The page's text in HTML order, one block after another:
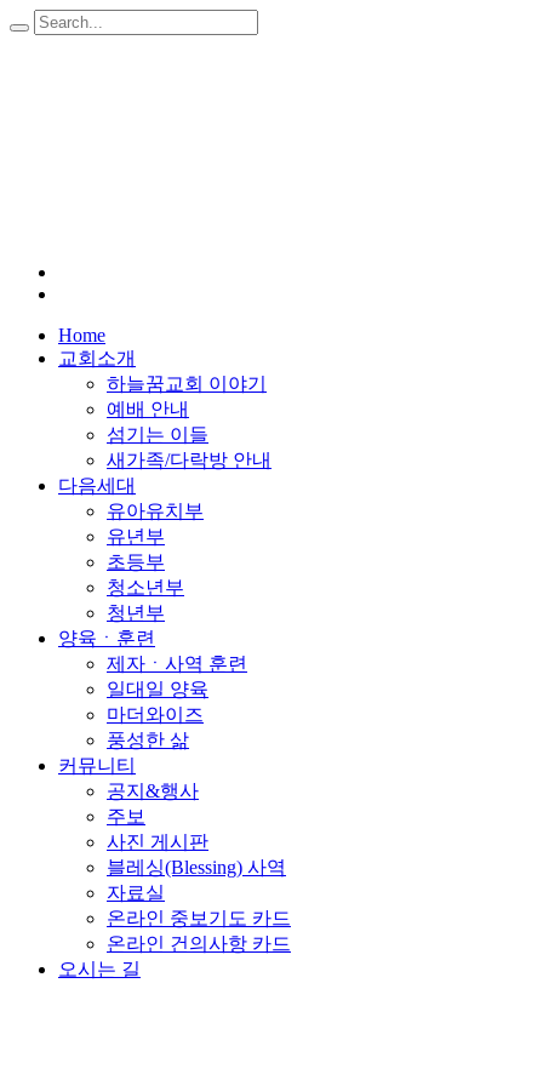
Home
교회소개
하늘꿈교회 이야기
예배 안내
섬기는 이들
새가족/다락방 안내
다음세대
유아유치부
유년부
초등부
청소년부
청년부
양육ㆍ훈련
제자ㆍ사역 훈련
일대일 양육
마더와이즈
풍성한 삶
커뮤니티
공지&행사
주보
사진 게시판
블레싱(Blessing) 사역
자료실
온라인 중보기도 카드
온라인 건의사항 카드
오시는 길